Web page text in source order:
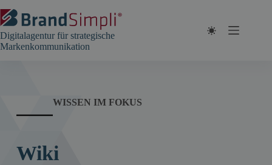
Inhalt
springen
Digitalagentur für strategische
Markenkommunikation
WISSEN IM FOKUS
Wiki